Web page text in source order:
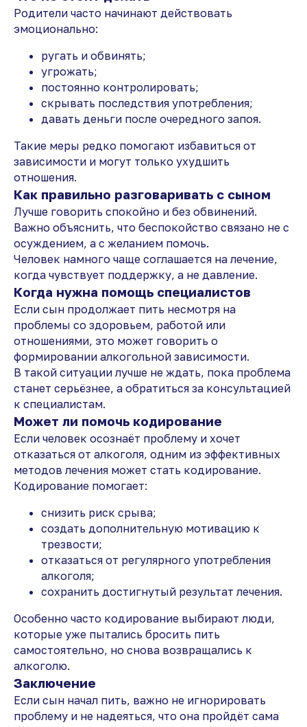
Родители часто начинают действовать
эмоционально:
ругать и обвинять;
угрожать;
постоянно контролировать;
скрывать последствия употребления;
давать деньги после очередного запоя.
Такие меры редко помогают избавиться от
зависимости и могут только ухудшить
отношения.
Как правильно разговаривать с сыном
Лучше говорить спокойно и без обвинений.
Важно объяснить, что беспокойство связано не с
осуждением, а с желанием помочь.
Человек намного чаще соглашается на лечение,
когда чувствует поддержку, а не давление.
Когда нужна помощь специалистов
Если сын продолжает пить несмотря на
проблемы со здоровьем, работой или
отношениями, это может говорить о
формировании алкогольной зависимости.
В такой ситуации лучше не ждать, пока проблема
станет серьёзнее, а обратиться за консультацией
к специалистам.
Может ли помочь кодирование
Если человек осознаёт проблему и хочет
отказаться от алкоголя, одним из эффективных
методов лечения может стать кодирование.
Кодирование помогает:
снизить риск срыва;
создать дополнительную мотивацию к
трезвости;
отказаться от регулярного употребления
алкоголя;
сохранить достигнутый результат лечения.
Особенно часто кодирование выбирают люди,
которые уже пытались бросить пить
самостоятельно, но снова возвращались к
алкоголю.
Заключение
Если сын начал пить, важно не игнорировать
проблему и не надеяться, что она пройдёт сама